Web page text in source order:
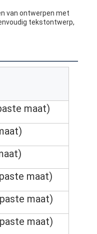
van ontwerpen met
tekstontwerp,
maat)
maat)
maat)
maat)